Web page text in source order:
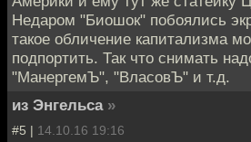
Недаром "Биошок" побоялись
такое обличение капитализма
подпортить. Так что снимать
"МанергемЪ", "ВласовЪ" и т.д.
из Энгельса »
#5 | 14.10.16 19:16